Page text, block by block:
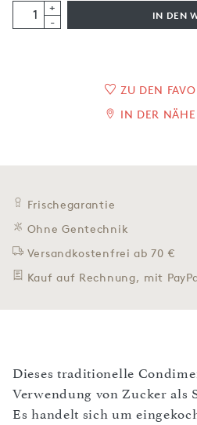
+
-
IN DEN
ZU DEN
IN DER
Frischegarantie
Ohne Gentechnik
Versandkostenfrei ab 70 €
Kauf auf Rechnung, mit
Dieses traditionelle
Verwendung von Zucker als
Es handelt sich um